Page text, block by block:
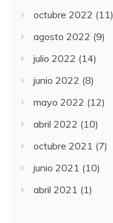
octubre 2022 (11)
agosto 2022 (9)
julio 2022 (14)
junio 2022 (8)
mayo 2022 (12)
abril 2022 (10)
octubre 2021 (7)
junio 2021 (10)
abril 2021 (1)